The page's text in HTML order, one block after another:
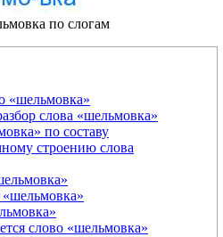
по слогам
«шельмовка»
слова «шельмовка»
по составу
строению слова
«шельмовка»
слово «шельмовка»